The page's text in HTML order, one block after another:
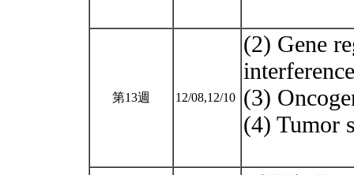
第13週 12/08,12/10
(2) Gene
(3)
(4) Tumor